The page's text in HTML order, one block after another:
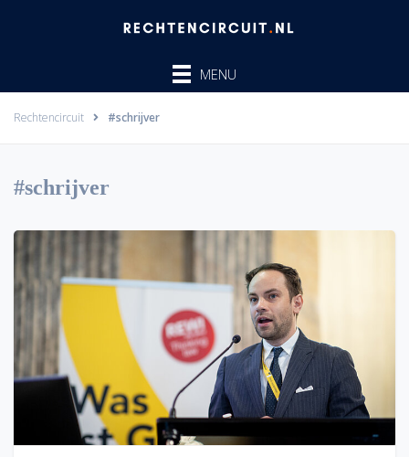
MENU
Rechtencircuit #schrijver
#schrijver